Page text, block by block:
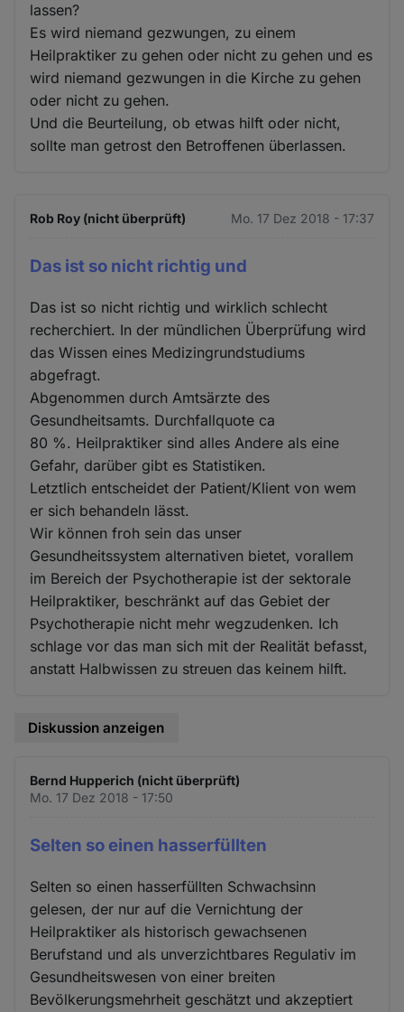
lassen?
Es wird niemand gezwungen, zu einem
Heilpraktiker zu gehen oder nicht zu gehen und es
wird niemand gezwungen in die Kirche zu gehen
oder nicht zu gehen.
Und die Beurteilung, ob etwas hilft oder nicht,
sollte man getrost den Betroffenen überlassen.
Rob Roy (nicht überprüft) Mo. 17 Dez 2018 - 17:37
Das ist so nicht richtig und
Das ist so nicht richtig und wirklich schlecht
recherchiert. In der mündlichen Überprüfung wird
das Wissen eines Medizingrundstudiums
abgefragt.
Abgenommen durch Amtsärzte des
Gesundheitsamts. Durchfallquote ca
80 %. Heilpraktiker sind alles Andere als eine
Gefahr, darüber gibt es Statistiken.
Letztlich entscheidet der Patient/Klient von wem
er sich behandeln lässt.
Wir können froh sein das unser
Gesundheitssystem alternativen bietet, vorallem
im Bereich der Psychotherapie ist der sektorale
Heilpraktiker, beschränkt auf das Gebiet der
Psychotherapie nicht mehr wegzudenken. Ich
schlage vor das man sich mit der Realität befasst,
anstatt Halbwissen zu streuen das keinem hilft.
Diskussion anzeigen
Bernd Hupperich (nicht überprüft)
Mo. 17 Dez 2018 - 17:50
Selten so einen hasserfüllten
Selten so einen hasserfüllten Schwachsinn
gelesen, der nur auf die Vernichtung der
Heilpraktiker als historisch gewachsenen
Berufstand und als unverzichtbares Regulativ im
Gesundheitswesen von einer breiten
Bevölkerungsmehrheit geschätzt und akzeptiert